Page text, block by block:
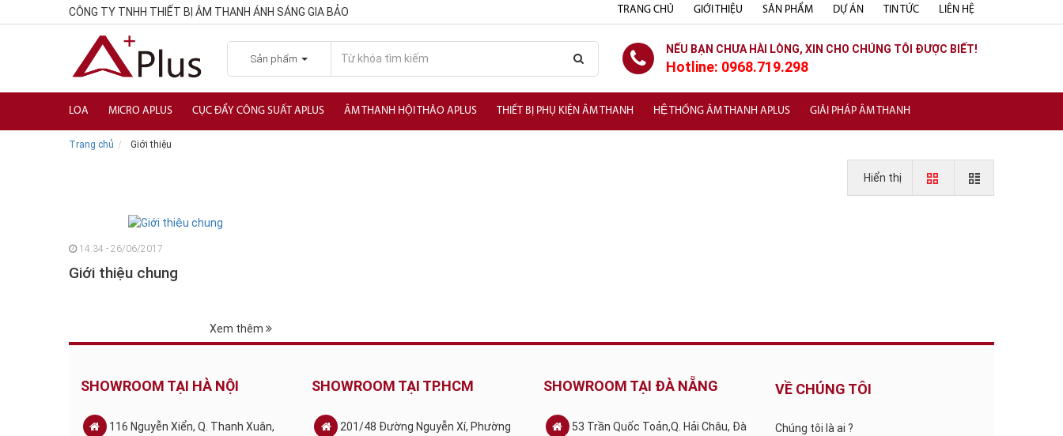
CÔNG TY TNHH THIẾT BỊ ÂM THANH ÁNH SÁNG GIA BẢO TRANG CHỦ GIỚI THIỆU SẢN PHẨM DỰ ÁN TIN TỨC LIÊN HỆ
Sản phẩm
NẾU BẠN CHƯA HÀI LÒNG, XIN CHO CHÚNG TÔI ĐƯỢC BIẾT!
Hotline: 0968.719.298
LOA MICRO APLUS CỤC ĐẨY CÔNG SUẤT APLUS ÂM THANH HỘI THẢO APLUS THIẾT BỊ PHỤ KIỆN ÂM THANH HỆ THỐNG ÂM THANH APLUS GIẢI PHÁP ÂM THANH
Trang chủ Giới thiệu
Hiển thị
14:34 - 26/06/2017
Giới thiệu chung
Xem thêm
SHOWROOM TẠI HÀ NỘI
116 Nguyễn Xiển, Q. Thanh Xuân,
SHOWROOM TẠI TP.HCM
201/48 Đường Nguyễn Xí, Phường
SHOWROOM TẠI ĐÀ NẴNG
53 Trần Quốc Toản,Q. Hải Châu, Đà
VỀ CHÚNG TÔI
Chúng tôi là ai ?